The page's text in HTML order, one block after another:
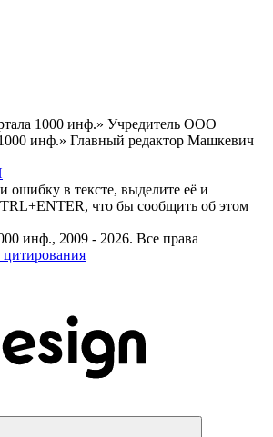
1000 инф.» Учредитель ООО
инф.» Главный редактор Машкевич
в тексте, выделите её и
что бы сообщить об этом
инф., 2009 - 2026. Все права